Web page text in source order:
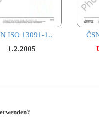
ISO 13091-1..
1.2.2005